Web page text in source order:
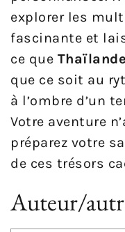
explorer les
fascinante et
ce que
que ce soit au
à l’ombre d’un
Votre aventure
préparez votre
de ces trésors
Auteur/